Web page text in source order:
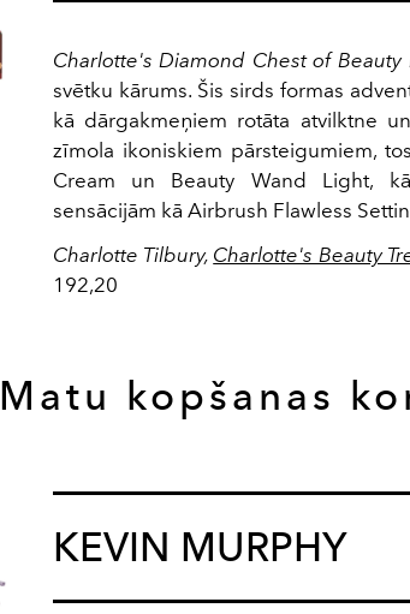
Charlotte's Diamond Chest of
svētku kārums. Šis sirds formas
kā dārgakmeņiem rotāta atvilktne
zīmola ikoniskiem pārsteigumiem,
Cream un Beauty Wand Light,
sensācijām kā Airbrush Flawless
Charlotte Tilbury, Charlotte's Beauty
192,20
Matu kopšanas
KEVIN MURPHY